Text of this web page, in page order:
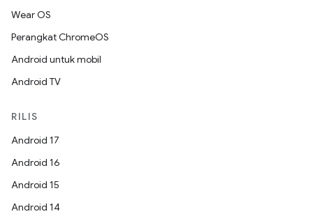
Wear OS
Perangkat ChromeOS
Android untuk mobil
Android TV
RILIS
Android 17
Android 16
Android 15
Android 14